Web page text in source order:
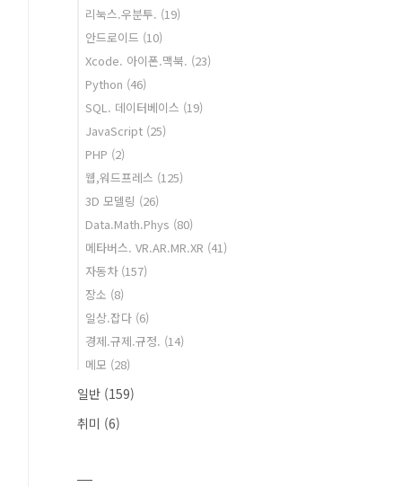
리눅스.우분투. (19)
안드로이드 (10)
Xcode. 아이폰.맥북. (23)
Python (46)
SQL. 데이터베이스 (19)
JavaScript (25)
PHP (2)
웹,워드프레스 (125)
3D 모델링 (26)
Data.Math.Phys (80)
메타버스. VR.AR.MR.XR (41)
자동차 (157)
장소 (8)
일상.잡다 (6)
경제.규제.규정. (14)
메모 (28)
일반 (159)
취미 (6)